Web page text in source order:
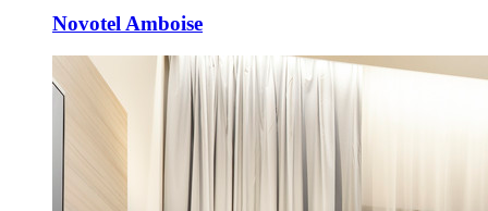
Novotel Amboise